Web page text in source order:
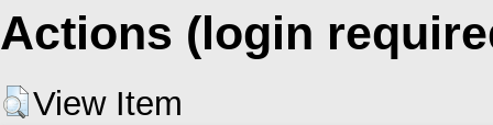
Actions (login
View Item